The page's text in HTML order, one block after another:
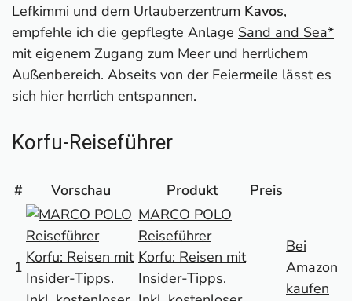
Lefkimmi und dem Urlauberzentrum Kavos,
empfehle ich die gepflegte Anlage Sand and Sea*
mit eigenem Zugang zum Meer und herrlichem
Außenbereich. Abseits von der Feiermeile lässt es
sich hier herrlich entspannen.
Korfu-Reiseführer
# Vorschau Produkt Preis
1
MARCO POLO
Reiseführer
Korfu: Reisen mit
Insider-Tipps.
Bei
Amazon
kaufen